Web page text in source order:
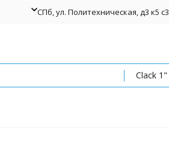
СПб, ул. Политехническая, д3 к5 с3
Clack 1"